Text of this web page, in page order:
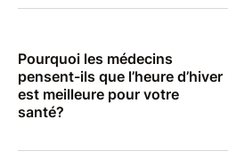
Pourquoi les médecins
pensent-ils que l’heure d’hiver
est meilleure pour votre
santé?